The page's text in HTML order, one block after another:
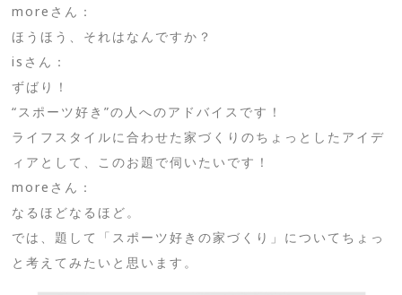
moreさん：
ほうほう、それはなんですか？
isさん：
ずばり！
“スポーツ好き”の人へのアドバイスです！
ライフスタイルに合わせた家づくりのちょっとしたアイデ
ィアとして、このお題で伺いたいです！
moreさん：
なるほどなるほど。
では、題して「スポーツ好きの家づくり」についてちょっ
と考えてみたいと思います。